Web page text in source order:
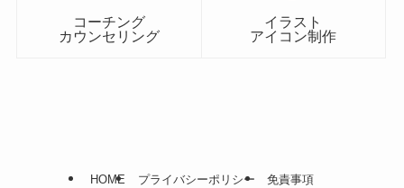
コーチング
カウンセリング
イラスト
アイコン制作
HOME プライバシーポリシー 免責事項